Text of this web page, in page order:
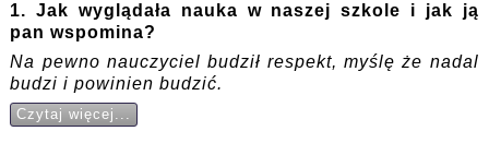
1. Jak wyglądała nauka w naszej szkole i jak ją
pan wspomina?
Na pewno nauczyciel budził respekt, myślę że nadal
budzi i powinien budzić.
Czytaj więcej...